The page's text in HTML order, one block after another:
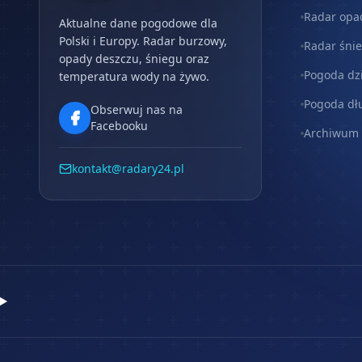
Aktualne dane pogodowe dla
Polski i Europy. Radar burzowy,
opady deszczu, śniegu oraz
temperatura wody na żywo.
Obserwuj nas na
Facebooku
kontakt@radary24.pl
Radar
Radar
Pogoda
Pogoda
Archiwum